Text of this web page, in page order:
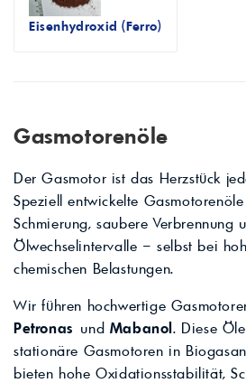
Eisenhydroxid (Ferro)
Gasmotorenöle
Der Gasmotor ist das Herzstück
Speziell entwickelte
Schmierung, saubere Verbrennung
Ölwechselintervalle – selbst bei
chemischen Belastungen.
Wir führen hochwertige
Petronas und Mabanol. Diese
stationäre Gasmotoren in
bieten hohe Oxidationsstabilität,